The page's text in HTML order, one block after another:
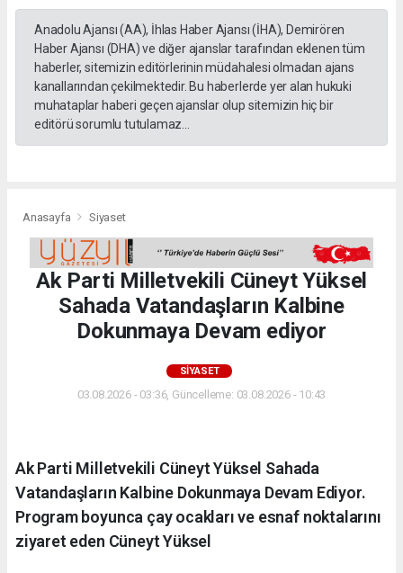
Anadolu Ajansı (AA), İhlas Haber Ajansı (İHA), Demirören
Haber Ajansı (DHA) ve diğer ajanslar tarafından eklenen tüm
haberler, sitemizin editörlerinin müdahalesi olmadan ajans
kanallarından çekilmektedir. Bu haberlerde yer alan hukuki
muhataplar haberi geçen ajanslar olup sitemizin hiç bir
editörü sorumlu tutulamaz...
Anasayfa Siyaset
Ak Parti Milletvekili Cüneyt Yüksel
Sahada Vatandaşların Kalbine
Dokunmaya Devam ediyor
SIYASET
03.08.2026 - 03:36, Güncelleme: 03.08.2026 - 10:43
Ak Parti Milletvekili Cüneyt Yüksel Sahada
Vatandaşların Kalbine Dokunmaya Devam Ediyor.
Program boyunca çay ocakları ve esnaf noktalarını
ziyaret eden Cüneyt Yüksel